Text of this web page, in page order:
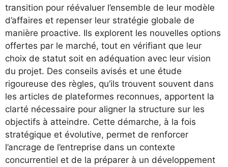
transition pour réévaluer l’ensemble de leur modèle
d’affaires et repenser leur stratégie globale de
manière proactive. Ils explorent les nouvelles options
offertes par le marché, tout en vérifiant que leur
choix de statut soit en adéquation avec leur vision
du projet. Des conseils avisés et une étude
rigoureuse des règles, qu’ils trouvent souvent dans
les articles de plateformes reconnues, apportent la
clarté nécessaire pour aligner la structure sur les
objectifs à atteindre. Cette démarche, à la fois
stratégique et évolutive, permet de renforcer
l’ancrage de l’entreprise dans un contexte
concurrentiel et de la préparer à un développement